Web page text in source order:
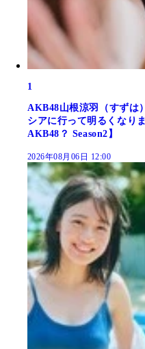
1
AKB48山根涼羽（すずは
シアに行って明るくなり
AKB48？ Season2】
2026年08月06日 12:00